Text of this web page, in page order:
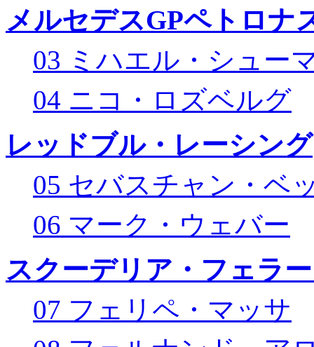
メルセデスGPペトロナ
03 ミハエル・シュー
04 ニコ・ロズベルグ
レッドブル・レーシング
05 セバスチャン・ベ
06 マーク・ウェバー
スクーデリア・フェラ
07 フェリペ・マッサ